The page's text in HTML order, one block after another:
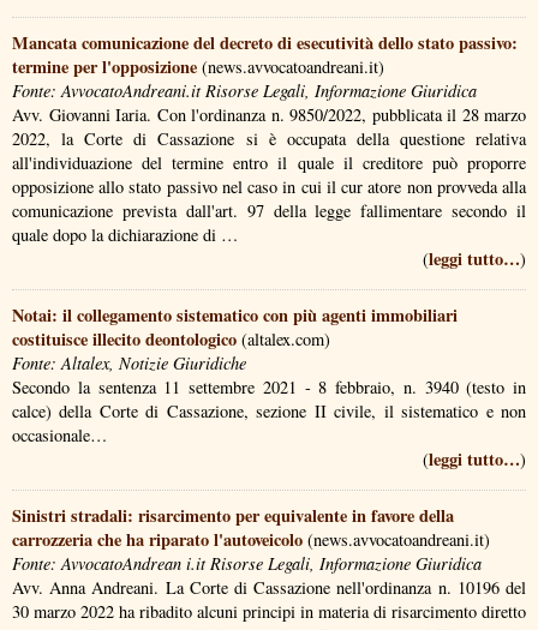
Mancata comunicazione del decreto di esecutività dello stato passivo:
termine per l'opposizione (news.avvocatoandreani.it)
Fonte: AvvocatoAndreani.it Risorse Legali, Informazione Giuridica
Avv. Giovanni Iaria. Con l'ordinanza n. 9850/2022, pubblicata il 28 marzo
2022, la Corte di Cassazione si è occupata della questione relativa
all'individuazione del termine entro il quale il creditore può proporre
opposizione allo stato passivo nel caso in cui il cur atore non provveda alla
comunicazione prevista dall'art. 97 della legge fallimentare secondo il
quale dopo la dichiarazione di …
(leggi tutto…)
Notai: il collegamento sistematico con più agenti immobiliari
costituisce illecito deontologico (altalex.com)
Fonte: Altalex, Notizie Giuridiche
Secondo la sentenza 11 settembre 2021 - 8 febbraio, n. 3940 (testo in
calce) della Corte di Cassazione, sezione II civile, il sistematico e non
occasionale…
(leggi tutto…)
Sinistri stradali: risarcimento per equivalente in favore della
carrozzeria che ha riparato l'autoveicolo (news.avvocatoandreani.it)
Fonte: AvvocatoAndrean i.it Risorse Legali, Informazione Giuridica
Avv. Anna Andreani. La Corte di Cassazione nell'ordinanza n. 10196 del
30 marzo 2022 ha ribadito alcuni principi in materia di risarcimento diretto